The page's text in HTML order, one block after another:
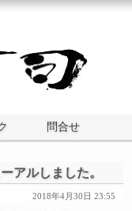
問合せ
アルしました。
2018年4月30日 23:55